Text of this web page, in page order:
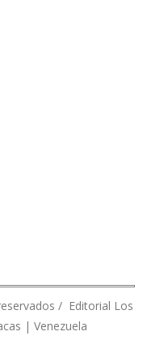
/ Editorial Los
| Venezuela